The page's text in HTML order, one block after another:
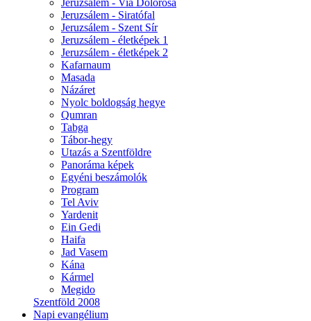
Jeruzsálem - Via Dolorosa
Jeruzsálem - Siratófal
Jeruzsálem - Szent Sír
Jeruzsálem - életképek 1
Jeruzsálem - életképek 2
Kafarnaum
Masada
Názáret
Nyolc boldogság hegye
Qumran
Tabga
Tábor-hegy
Utazás a Szentföldre
Panoráma képek
Egyéni beszámolók
Program
Tel Aviv
Yardenit
Ein Gedi
Haifa
Jad Vasem
Kána
Kármel
Megido
Szentföld 2008
Napi evangélium